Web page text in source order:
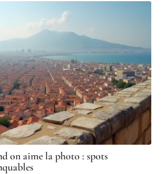
on aime la photo : spots